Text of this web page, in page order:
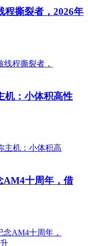
程撕裂者，2026年
机：小体积高性
AM4十周年，借